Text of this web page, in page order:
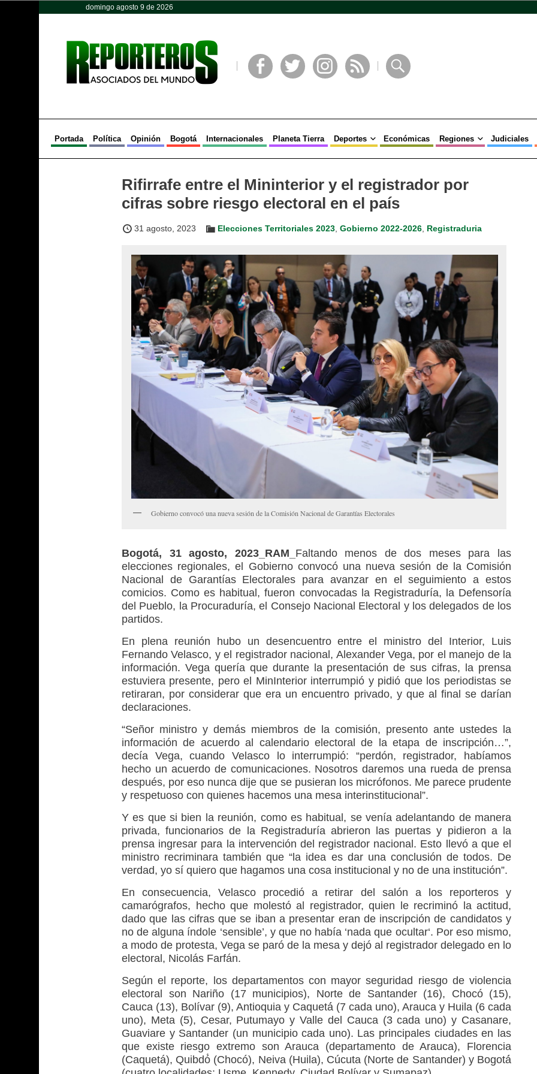
domingo agosto 9 de 2026
Portada Política Opinión Bogotá Internacionales Planeta Tierra Deportes Económicas Regiones Judiciales
Rifirrafe entre el Mininterior y el registrador por
cifras sobre riesgo electoral en el país
31 agosto, 2023 Elecciones Territoriales 2023 Gobierno 2022-2026 Registraduria
Gobierno convocó una nueva sesión de la Comisión Nacional de Garantías Electorales
Bogotá, 31 agosto, 2023_RAM_ Faltando menos de dos meses para las
elecciones regionales, el Gobierno convocó una nueva sesión de la Comisión
Nacional de Garantías Electorales para avanzar en el seguimiento a estos
comicios. Como es habitual, fueron convocadas la Registraduría, la Defensoría
del Pueblo, la Procuraduría, el Consejo Nacional Electoral y los delegados de los
partidos.
En plena reunión hubo un desencuentro entre el ministro del Interior, Luis
Fernando Velasco, y el registrador nacional, Alexander Vega, por el manejo de la
información. Vega quería que durante la presentación de sus cifras, la prensa
estuviera presente, pero el MinInterior interrumpió y pidió que los periodistas se
retiraran, por considerar que era un encuentro privado, y que al final se darían
declaraciones.
“Señor ministro y demás miembros de la comisión, presento ante ustedes la
información de acuerdo al calendario electoral de la etapa de inscripción…”,
decía Vega, cuando Velasco lo interrumpió: “perdón, registrador, habíamos
hecho un acuerdo de comunicaciones. Nosotros daremos una rueda de prensa
después, por eso nunca dije que se pusieran los micrófonos. Me parece prudente
y respetuoso con quienes hacemos una mesa interinstitucional”.
Y es que si bien la reunión, como es habitual, se venía adelantando de manera
privada, funcionarios de la Registraduría abrieron las puertas y pidieron a la
prensa ingresar para la intervención del registrador nacional. Esto llevó a que el
ministro recriminara también que “la idea es dar una conclusión de todos. De
verdad, yo sí quiero que hagamos una cosa institucional y no de una institución”.
En consecuencia, Velasco procedió a retirar del salón a los reporteros y
camarógrafos, hecho que molestó al registrador, quien le recriminó la actitud,
dado que las cifras que se iban a presentar eran de inscripción de candidatos y
no de alguna índole ‘sensible’, y que no había ‘nada que ocultar‘. Por eso mismo,
a modo de protesta, Vega se paró de la mesa y dejó al registrador delegado en lo
electoral, Nicolás Farfán.
Según el reporte, los departamentos con mayor seguridad riesgo de violencia
electoral son Nariño (17 municipios), Norte de Santander (16), Chocó (15),
Cauca (13), Bolívar (9), Antioquia y Caquetá́ (7 cada uno), Arauca y Huila (6 cada
uno), Meta (5), Cesar, Putumayo y Valle del Cauca (3 cada uno) y Casanare,
Guaviare y Santander (un municipio cada uno). Las principales ciudades en las
que existe riesgo extremo son Arauca (departamento de Arauca), Florencia
(Caquetá), Quibdó́ (Chocó), Neiva (Huila), Cúcuta (Norte de Santander) y Bogotá́
Opinión Política